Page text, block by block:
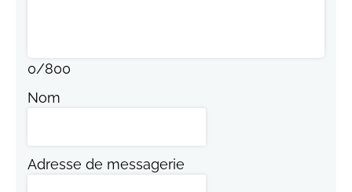
0/800
Nom
Adresse de messagerie